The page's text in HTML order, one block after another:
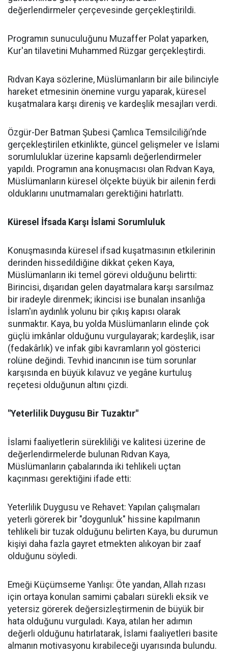
değerlendirmeler çerçevesinde gerçekleştirildi.
Programın sunuculuğunu Muzaffer Polat yaparken,
Kur'an tilavetini Muhammed Rüzgar gerçekleştirdi.
Rıdvan Kaya sözlerine, Müslümanların bir aile bilinciyle
hareket etmesinin önemine vurgu yaparak, küresel
kuşatmalara karşı direniş ve kardeşlik mesajları verdi.
Özgür-Der Batman Şubesi Çamlıca Temsilciliği’nde
gerçekleştirilen etkinlikte, güncel gelişmeler ve İslami
sorumluluklar üzerine kapsamlı değerlendirmeler
yapıldı. Programın ana konuşmacısı olan Rıdvan Kaya,
Müslümanların küresel ölçekte büyük bir ailenin ferdi
olduklarını unutmamaları gerektiğini hatırlattı.
Küresel İfsada Karşı İslami Sorumluluk
Konuşmasında küresel ifsad kuşatmasının etkilerinin
derinden hissedildiğine dikkat çeken Kaya,
Müslümanların iki temel görevi olduğunu belirtti:
Birincisi, dışarıdan gelen dayatmalara karşı sarsılmaz
bir iradeyle direnmek; ikincisi ise bunalan insanlığa
İslam'ın aydınlık yolunu bir çıkış kapısı olarak
sunmaktır. Kaya, bu yolda Müslümanların elinde çok
güçlü imkânlar olduğunu vurgulayarak; kardeşlik, isar
(fedakârlık) ve infak gibi kavramların yol gösterici
rolüne değindi. Tevhid inancının ise tüm sorunlar
karşısında en büyük kılavuz ve yegâne kurtuluş
reçetesi olduğunun altını çizdi.
"Yeterlilik Duygusu Bir Tuzaktır"
İslami faaliyetlerin sürekliliği ve kalitesi üzerine de
değerlendirmelerde bulunan Rıdvan Kaya,
Müslümanların çabalarında iki tehlikeli uçtan
kaçınması gerektiğini ifade etti:
Yeterlilik Duygusu ve Rehavet: Yapılan çalışmaları
yeterli görerek bir "doygunluk" hissine kapılmanın
tehlikeli bir tuzak olduğunu belirten Kaya, bu durumun
kişiyi daha fazla gayret etmekten alıkoyan bir zaaf
olduğunu söyledi.
Emeği Küçümseme Yanlışı: Öte yandan, Allah rızası
için ortaya konulan samimi çabaları sürekli eksik ve
yetersiz görerek değersizleştirmenin de büyük bir
hata olduğunu vurguladı. Kaya, atılan her adımın
değerli olduğunu hatırlatarak, İslami faaliyetleri basite
almanın motivasyonu kırabileceği uyarısında bulundu.